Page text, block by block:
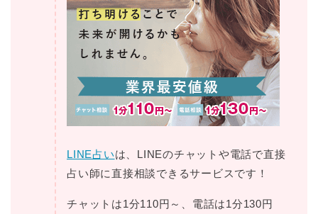
LINE占いは、LINEのチャットや電話で直接
占い師に直接相談できるサービスです！
チャットは1分110円～、電話は1分130円